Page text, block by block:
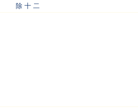
除 十 二